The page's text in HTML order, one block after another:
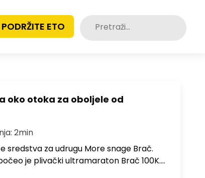
PODRŽITE ETO Pretraži:
oko otoka za oboljele od
2min
sredstva za udrugu More snage Brač.
je plivački ultramaraton Brač 100K.…